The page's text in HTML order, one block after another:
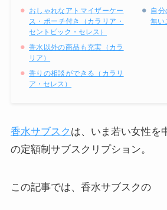
おしゃれなアトマイザーケー
ス・ポーチ付き（カラリア・
セントピック・セレス）
香水以外の商品も充実（カラ
リア）
香りの相談ができる（カラリ
ア・セレス）
自分
無い
香水サブスク は、いま若い女性を
の定額制サブスクリプション。
この記事では、香水サブスクの